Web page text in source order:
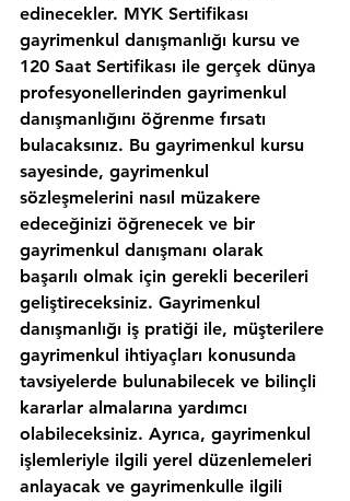
edinecekler. MYK Sertifikası
gayrimenkul danışmanlığı kursu ve
120 Saat Sertifikası ile gerçek dünya
profesyonellerinden gayrimenkul
danışmanlığını öğrenme fırsatı
bulacaksınız. Bu gayrimenkul kursu
sayesinde, gayrimenkul
sözleşmelerini nasıl müzakere
edeceğinizi öğrenecek ve bir
gayrimenkul danışmanı olarak
başarılı olmak için gerekli becerileri
geliştireceksiniz. Gayrimenkul
danışmanlığı iş pratiği ile, müşterilere
gayrimenkul ihtiyaçları konusunda
tavsiyelerde bulunabilecek ve bilinçli
kararlar almalarına yardımcı
olabileceksiniz. Ayrıca, gayrimenkul
işlemleriyle ilgili yerel düzenlemeleri
anlayacak ve gayrimenkulle ilgili